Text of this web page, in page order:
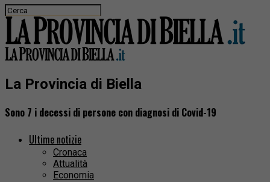
La Provincia di Biella
Sono 7 i decessi di persone con diagnosi di Covid-19
Ultime notizie
Cronaca
Attualità
Economia